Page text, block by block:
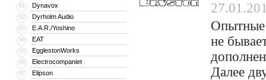
91 Dynavox
92 Dyrholm Audio
93 E.A.R./Yoshino
94 EAT
95 EgglestonWorks
96 Electrocompaniet
97 Elipson
Опытные
не
Далее